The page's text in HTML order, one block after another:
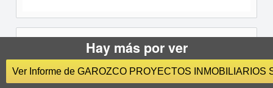
Informes sobre GAROZCO
PROYECTOS
Hay más por ver